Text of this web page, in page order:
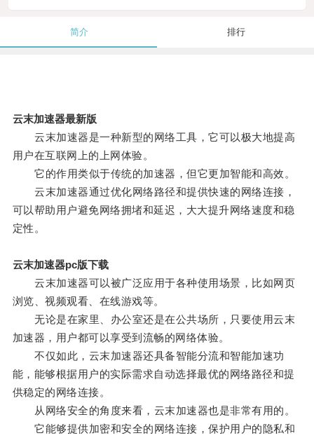
简介 排行
云末加速器最新版
云末加速器是一种新型的网络工具，它可以极大地提高
用户在互联网上的上网体验。
它的作用类似于传统的加速器，但它更加智能和高效。
云末加速器通过优化网络路径和提供快速的网络连接，
可以帮助用户避免网络拥堵和延迟，大大提升网络速度和稳
定性。
云末加速器pc版下载
云末加速器可以被广泛应用于各种使用场景，比如网页
浏览、视频观看、在线游戏等。
无论是在家里、办公室还是在公共场所，只要使用云末
加速器，用户都可以享受到流畅的网络体验。
不仅如此，云末加速器还具备智能分流和智能加速功
能，能够根据用户的实际需求自动选择最优的网络路径和提
供稳定的网络连接。
从网络安全的角度来看，云末加速器也是非常有用的。
它能够提供加密和安全的网络连接，保护用户的隐私和